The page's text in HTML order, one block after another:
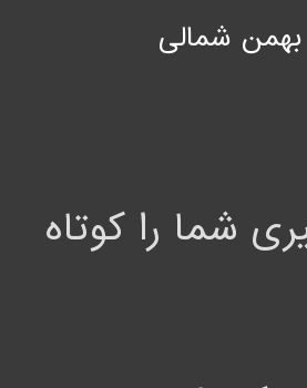
شما را کوتاه